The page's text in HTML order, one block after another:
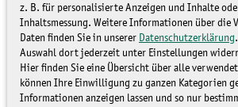
z. B. für personalisierte Anzeigen und Inhalte
Inhaltsmessung. Weitere Informationen über die
Daten finden Sie in unserer Datenschutzerklärung
Auswahl dort jederzeit unter Einstellungen
Hier finden Sie eine Übersicht über alle
können Ihre Einwilligung zu ganzen Kategorien
Informationen anzeigen lassen und so nur
(F 10/25)